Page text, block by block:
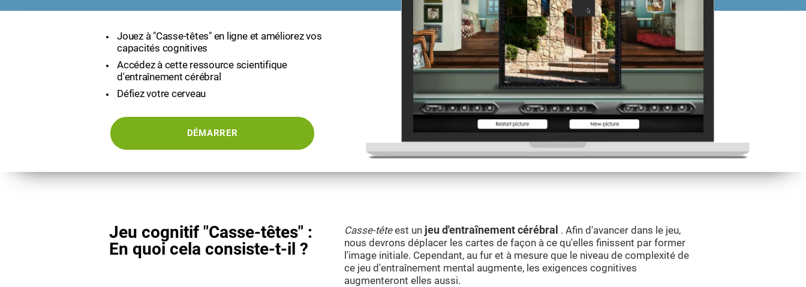
Jouez à "Casse-têtes" en ligne et améliorez vos
capacités cognitives
Accédez à cette ressource scientifique
d'entraînement cérébral
Défiez votre cerveau
DÉMARRER
Jeu cognitif "Casse-têtes" :
En quoi cela consiste-t-il ?
Casse-têteest un jeu d'entraînement cérébral . Afin d'avancer dans le jeu,
nous devrons déplacer les cartes de façon à ce qu'elles finissent par former
l'image initiale. Cependant, au fur et à mesure que le niveau de complexité de
ce jeu d'entraînement mental augmente, les exigences cognitives
augmenteront elles aussi.